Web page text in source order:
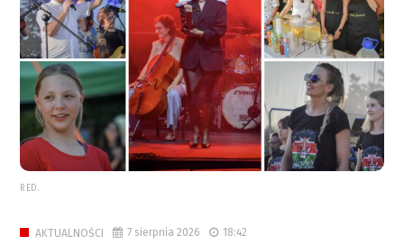
RED.
AKTUALNOŚCI 7 sierpnia 2026 18:42